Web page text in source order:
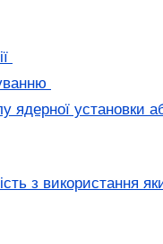
ядерної
з використання